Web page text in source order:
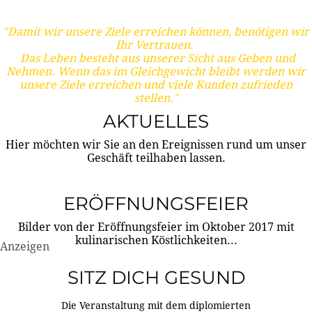
"Damit wir unsere Ziele erreichen können, benötigen wir
Ihr Vertrauen.
Das Leben besteht aus unserer Sicht aus Geben und
Nehmen. Wenn das im Gleichgewicht bleibt werden wir
unsere Ziele erreichen und viele Kunden zufrieden
stellen."
AKTUELLES
Hier möchten wir Sie an den Ereignissen rund um unser
Geschäft teilhaben lassen.
ERÖFFNUNGSFEIER
Bilder von der Eröffnungsfeier im Oktober 2017 mit
kulinarischen Köstlichkeiten...
Anzeigen
SITZ DICH GESUND
Die Veranstaltung mit dem diplomierten